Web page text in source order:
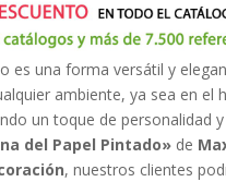
es una forma versátil y
ambiente, ya sea en el
un toque de personalidad
del Papel Pintado»de
, nuestros clientes